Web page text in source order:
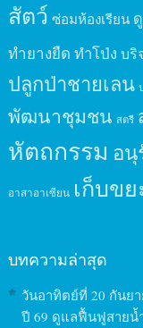
สัตว์ ซ่อมห้องเรียน
ทำยางยืด ทำโป่ง บริ
ปลูกป่าชายเลน
พัฒนาชุมชน สตรี
หัตถกรรม อนุ
อาสาอาเซียน เก็บขย
บทความล่าสุด
วันอาทิตย์ที่ 20 กันยา
ปี 69 ดูแลฟื้นฟูสายน้